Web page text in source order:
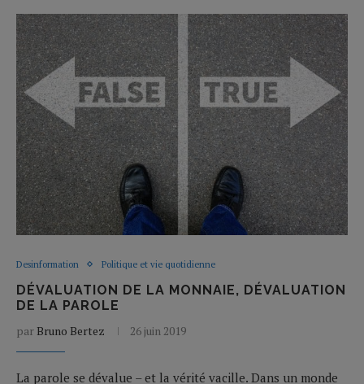
Desinformation Politique et vie quotidienne
DÉVALUATION DE LA MONNAIE, DÉVALUATION
DE LA PAROLE
par Bruno Bertez 26 juin 2019
La parole se dévalue – et la vérité vacille. Dans un monde